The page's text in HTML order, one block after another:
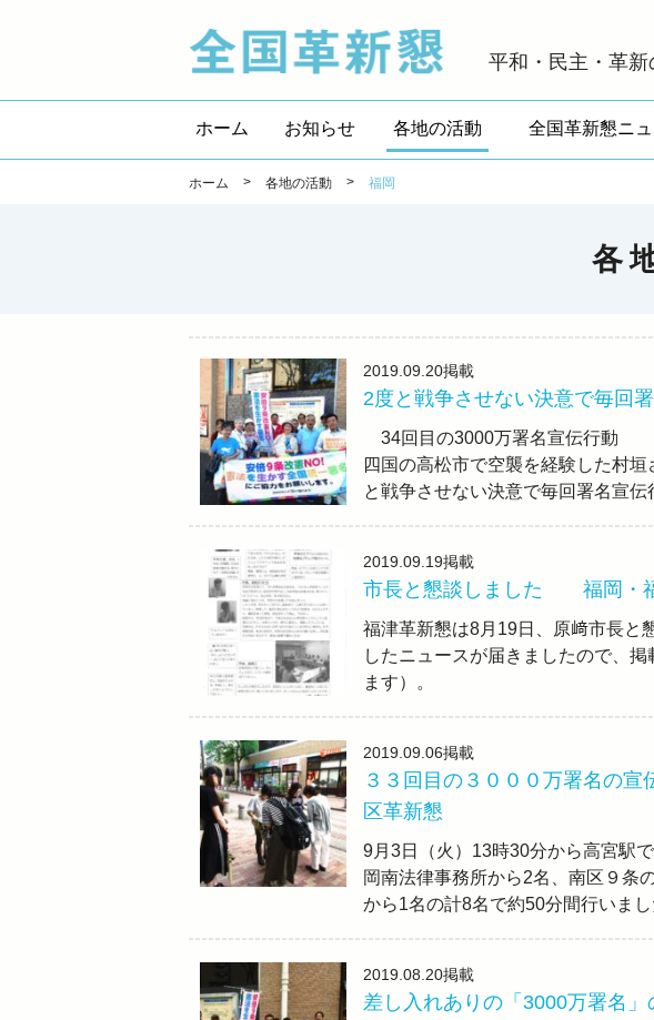
平和・民主・革
ホーム お知らせ 各地の活動 全国革新懇ニ
ホーム > 各地の活動 > 福岡
各
2019.09.20掲載
2度と戦争させない決意で毎
34回目の3000万署名宣伝行
四国の高松市で空襲を
と戦争させない決意で毎回署名宣
2019.09.19掲載
市長と懇談しました 福岡・
福津革新懇は8月19日、原﨑市長と
したニュースが届きましたので、
ます）。
2019.09.06掲載
３３回目の３０００万署名
区革新懇
9月3日（火）13時30分から高宮駅
岡南法律事務所から2名、南区９条
から1名の計8名で約50分間行いま
2019.08.20掲載
差し入れありの「3000万署名